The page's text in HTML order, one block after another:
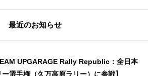
最近のお知らせ
UPGARAGE Rally Republic：全日本
ー選手権（久万高原ラリー）に参戦】